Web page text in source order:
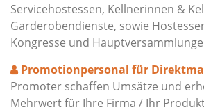
Servicehostessen, Kellnerinnen &
Garderobendienste, sowie
Kongresse und
Promotionpersonal für
Promoter schaffen Umsätze und
Mehrwert für Ihre Firma / Ihr